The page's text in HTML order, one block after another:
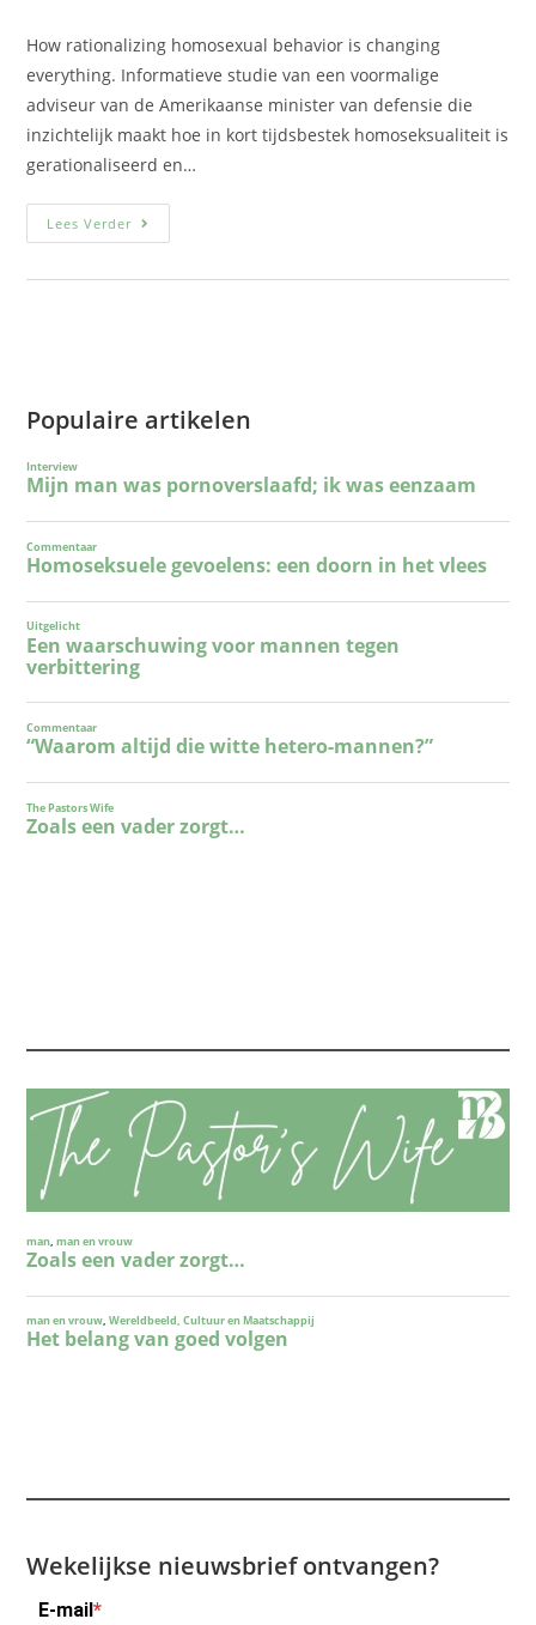
How rationalizing homosexual behavior is changing
everything. Informatieve studie van een voormalige
adviseur van de Amerikaanse minister van defensie die
inzichtelijk maakt hoe in kort tijdsbestek homoseksualiteit is
gerationaliseerd en…
Lees Verder
Populaire artikelen
Wekelijkse nieuwsbrief ontvangen?